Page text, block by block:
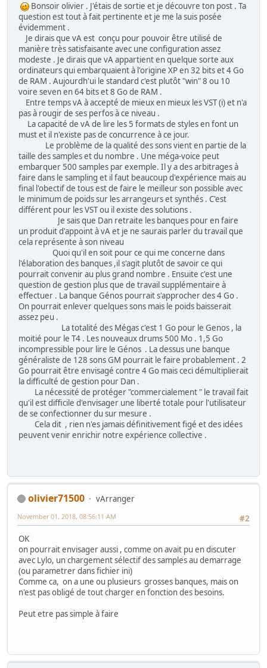
Bonsoir olivier . J'étais de sortie et je découvre ton post . Ta
question est tout à fait pertinente et je me la suis posée
évidemment .
Je dirais que vA est conçu pour pouvoir être utilisé de
manière très satisfaisante avec une configuration assez
modeste . Je dirais que vA appartient en quelque sorte aux
ordinateurs qui embarquaient à l'origine XP en 32 bits et 4 Go
de RAM . Aujourdh'ui le standard c'est plutôt "win" 8 ou 10
voire seven en 64 bits et 8 Go de RAM .
Entre temps vA à accepté de mieux en mieux les VST (i) et n'a
pas à rougir de ses perfos à ce niveau .
La capacité de vA de lire les 5 formats de styles en font un
must et il n'existe pas de concurrence à ce jour.
Le problème de la qualité des sons vient en partie de la
taille des samples et du nombre . Une méga-voice peut
embarquer 500 samples par exemple. Il y a des arbitrages à
faire dans le sampling et il faut beaucoup d'expérience mais au
final l'obectif de tous est de faire le meilleur son possible avec
le minimum de poids sur les arrangeurs et synthés . C'est
différent pour les VST ou il existe des solutions .
Je sais que Dan retraite les banques pour en faire
un produit d'appoint à vA et je ne saurais parler du travail que
cela représente à son niveau
Quoi qu'il en soit pour ce qui me concerne dans
l'élaboration des banques ,il s'agit plutôt de savoir ce qui
pourrait convenir au plus grand nombre . Ensuite c'est une
question de gestion plus que de travail supplémentaire à
effectuer . La banque Génos pourrait s'approcher des 4 Go .
On pourrait enlever quelques sons mais le poids baisserait
assez peu .
La totalité des Mégas c'est 1 Go pour le Genos , la
moitié pour le T4 . Les nouveaux drums 500 Mo . 1,5 Go
incompressible pour lire le Génos . La dessus une banque
généraliste de 128 sons GM pourrait le faire probablement . 2
Go pourrait être envisagé contre 4 Go mais ceci démultiplierait
la difficulté de gestion pour Dan .
La nécessité de protéger "commercialement " le travail fait
qu'il est difficile d'envisager une liberté totale pour l'utilisateur
de se confectionner du sur mesure .
Cela dit , rien n'es jamais définitivement figé et des idées
peuvent venir enrichir notre expérience collective .
olivier71500
vArranger
#2
November 01, 2018, 08:56:11 AM
OK
on pourrait envisager aussi , comme on avait pu en discuter
avec Lylo, un chargement sélectif des samples au demarrage
(ou parametrer dans fichier ini)
Comme ca, on a une ou plusieurs grosses banques, mais on
n'est pas obligé de tout charger en fonction des besoins.
Peut etre pas simple à faire